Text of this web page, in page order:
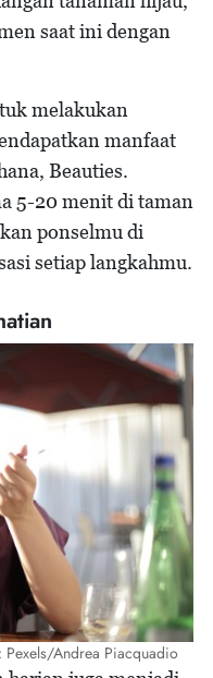
saat ini dengan
melakukan
manfaat
Beauties.
5-20 menit di taman
ponselmu di
setiap langkahmu.
Pexels/Andrea Piacquadio